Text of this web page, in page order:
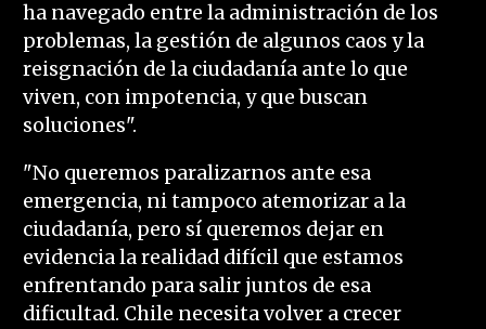
ha navegado entre la administración de los
problemas, la gestión de algunos caos y la
reisgnación de la ciudadanía ante lo que
viven, con impotencia, y que buscan
soluciones".
"No queremos paralizarnos ante esa
emergencia, ni tampoco atemorizar a la
ciudadanía, pero sí queremos dejar en
evidencia la realidad difícil que estamos
enfrentando para salir juntos de esa
dificultad. Chile necesita volver a crecer